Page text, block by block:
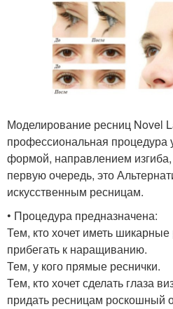
Моделирование ресниц Novel
профессиональная процедура
формой, направлением
первую очередь, это
искусственным ресницам.
• Процедура предназначена:
Тем, кто хочет иметь
прибегать к наращиванию.
Тем, у кого прямые реснички.
Тем, кто хочет сделать глаза
придать ресницам роскошный